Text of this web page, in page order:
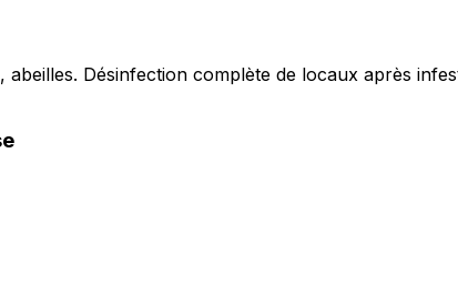
Désinfection complète de locaux après